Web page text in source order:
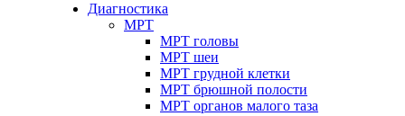
Диагностика
МРТ
МРТ головы
МРТ шеи
МРТ грудной клетки
МРТ брюшной полости
МРТ органов малого таза